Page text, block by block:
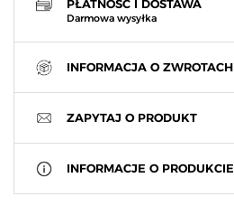
PŁATNOŚĆ I DOSTAWA
Darmowa wysyłka
INFORMACJA O ZWROTACH
ZAPYTAJ O PRODUKT
INFORMACJE O PRODUKCIE